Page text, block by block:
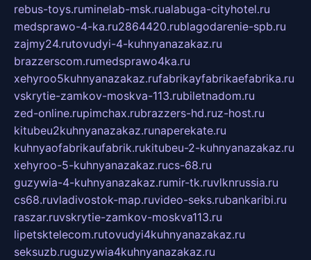
rebus-toys.ruminelab-msk.rualabuga-cityhotel.ru
medsprawo-4-ka.ru2864420.rublagodarenie-spb.ru
zajmy24.rutovudyi-4-kuhnyanazakaz.ru
brazzerscom.rumedsprawo4ka.ru
xehyroo5kuhnyanazakaz.rufabrikayfabrikaefabrika.ru
vskrytie-zamkov-moskva-113.rubiletnadom.ru
zed-online.rupimchax.rubrazzers-hd.ruz-host.ru
kitubeu2kuhnyanazakaz.runaperekate.ru
kuhnyaofabrikaufabrik.rukitubeu-2-kuhnyanazakaz.ru
xehyroo-5-kuhnyanazakaz.rucs-68.ru
guzywia-4-kuhnyanazakaz.rumir-tk.ruvlknrussia.ru
cs68.ruvladivostok-map.ruvideo-seks.rubankaribi.ru
raszar.ruvskrytie-zamkov-moskva113.ru
lipetsktelecom.rutovudyi4kuhnyanazakaz.ru
seksuzb.ruguzywia4kuhnyanazakaz.ru